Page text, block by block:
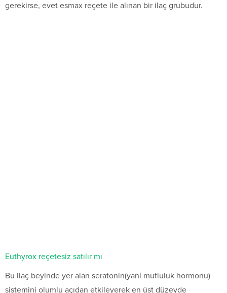
gerekirse, evet esmax reçete ile alınan bir ilaç grubudur.
Euthyrox reçetesiz satılır mı
Bu ilaç beyinde yer alan seratonin(yani mutluluk hormonu)
sistemini olumlu açıdan etkileyerek en üst düzeyde